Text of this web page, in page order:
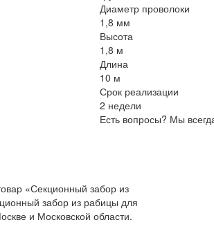
Диаметр проволоки
1,8 мм
Высота
1,8 м
Длина
10 м
Срок реализации
2 недели
Есть вопросы? Мы
«Секционный забор из
забор из рабицы для
и Московской области.